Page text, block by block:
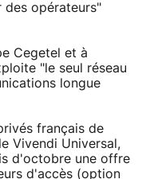
des opérateurs"
Cegetel et à
"le seul réseau
longue
français de
Vivendi Universal,
d'octobre une offre
d'accès (option